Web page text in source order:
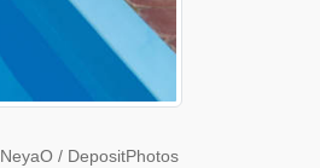
NeyaO / DepositPhotos